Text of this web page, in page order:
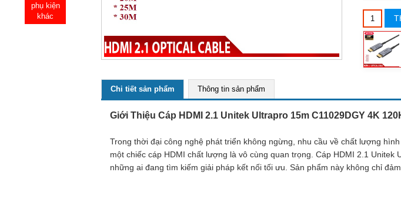
Chi tiết sản phẩm Thông tin sản phẩm
Giới Thiệu Cáp HDMI 2.1 Unitek Ultrapro 15m C11029DGY 4K
Trong thời đại công nghệ phát triển không ngừng, nhu cầu về chất lượng
một chiếc cáp HDMI chất lượng là vô cùng quan trọng. Cáp HDMI 2.1 Unitek
những ai đang tìm kiếm giải pháp kết nối tối ưu. Sản phẩm này không chỉ
phụ kiện
khác